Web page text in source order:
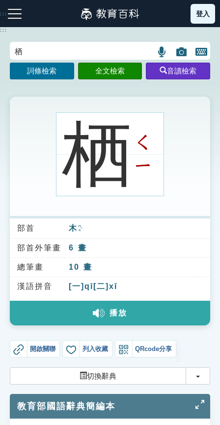
到
主
:::
注音索引圖示 筆畫索引圖示 部首索引表圖示
索引選單
知識索引
單字索引
生命大百科索引
教學應用
貓頭鷹博士
登入
:::
語
言
搜
示
圖
片
搜
開
鍵
圖
詞條檢索 全文檢索 音讀檢索
栖 ㄑ
ㄧ
部首 木ㄇㄨˋ
部首外筆畫 6 畫
總筆畫 10 畫
漢語拼音 [一]qī[二]xī
播放
開啟關聯 列入收藏 QRcode分享
切換辭典 切換
教育部國語辭典簡編本